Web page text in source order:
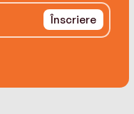
Înscriere